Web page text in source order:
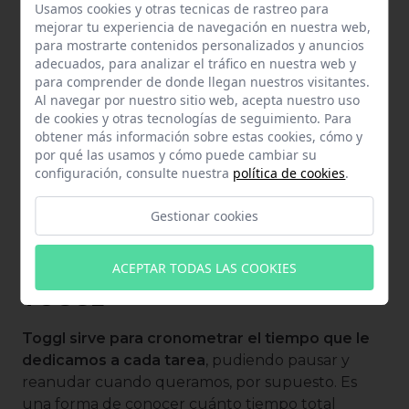
ANFIX
Una app esencial para autónomos que te
permitirá tenerlo todo bajo control. Anfix es una
herramienta basada en lacontabilidad del
negocio y los servicios que ofrece desde tu
smartphone. Esta aplicación de control de gastos
está aprobada por las cinco agencias tributarias
españolas y tiene versión tanto para empresas
como para autónomos.
TOGGL
Toggl sirve para cronometrar el tiempo que le
dedicamos a cada tarea, pudiendo pausar y
reanudar cuando queramos, por supuesto. Es
una forma de conocer cuánto tiempo total
Usamos cookies y otras tecnicas de rastreo para
mejorar tu experiencia de navegación en nuestra web,
para mostrarte contenidos personalizados y anuncios
adecuados, para analizar el tráfico en nuestra web y
para comprender de donde llegan nuestros visitantes.
Al navegar por nuestro sitio web, acepta nuestro uso
de cookies y otras tecnologías de seguimiento. Para
obtener más información sobre estas cookies, cómo y
por qué las usamos y cómo puede cambiar su
configuración, consulte nuestra política de cookies.
Gestionar cookies
ACEPTAR TODAS LAS COOKIES